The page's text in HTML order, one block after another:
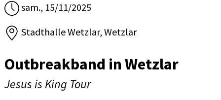
sam., 15/11/2025
Stadthalle Wetzlar, Wetzlar
Outbreakband in Wetzlar
Jesus is King Tour